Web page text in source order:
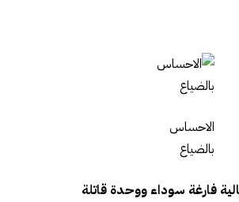
الاحساس
بالضياع
فارغة سوداء ووحدة قاتلة